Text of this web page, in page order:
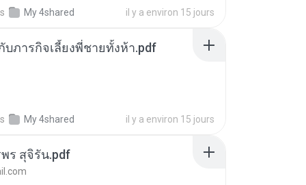
My 4shared il y a environ 15 jours
ภารกิจเลี้ยงพี่ชายทั้งห้า.pdf
My 4shared il y a environ 15 jours
ร สุจิรัน.pdf